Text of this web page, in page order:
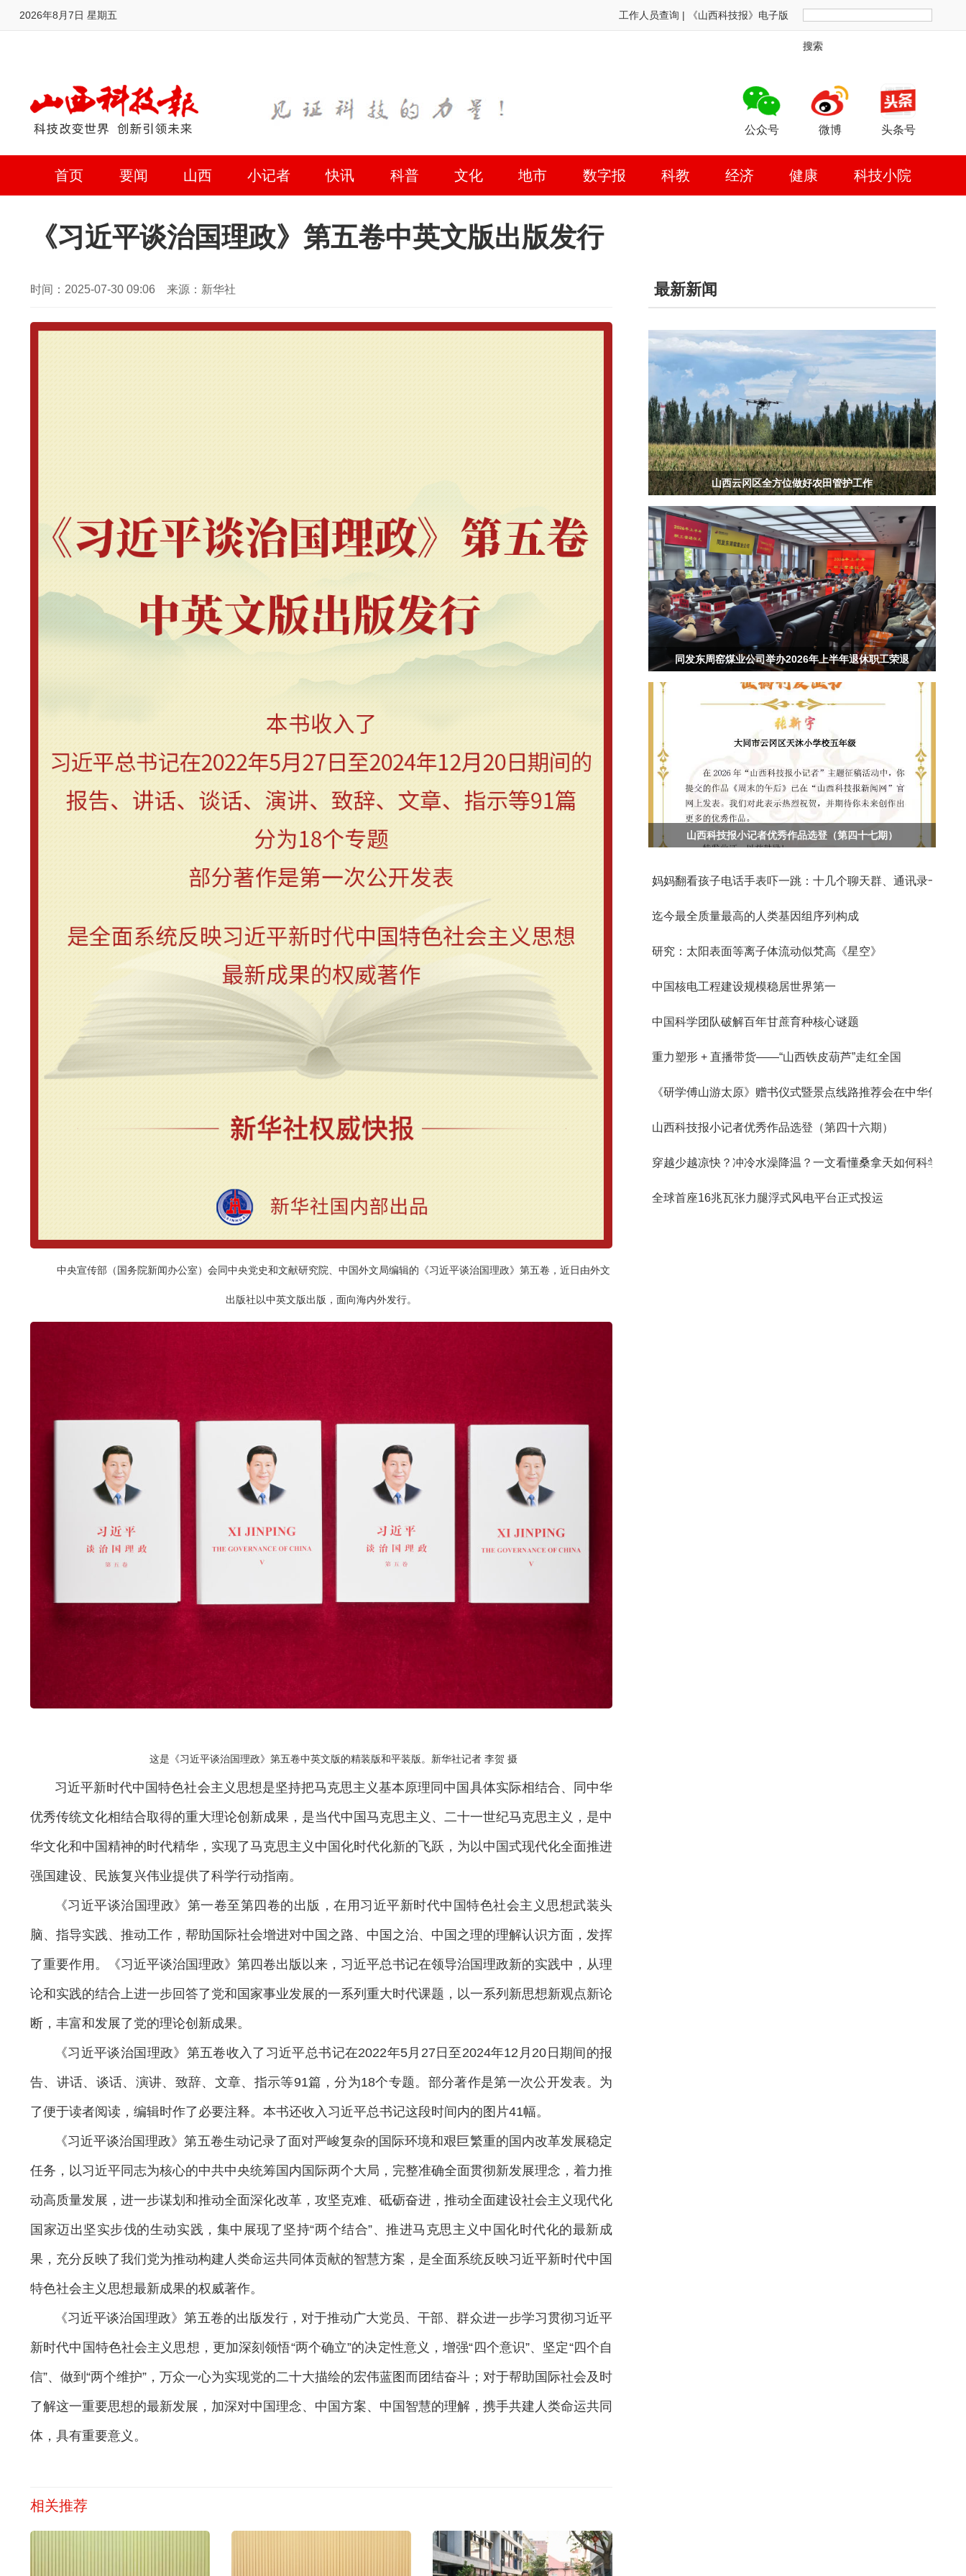
2026年8月7日 星期五 工作人员查询 | 《山西科技报》电子版
搜索
公众号 微博 头条号
首页 要闻 山西 小记者 快讯 科普 文化 地市 数字报 科教 经济 健康 科技小院
《习近平谈治国理政》第五卷中英文版出版发行
时间：2025-07-30 09:06 来源：新华社
中央宣传部（国务院新闻办公室）会同中央党史和文献研究院、中国外文局编辑的《习近平谈治国理政》第五卷，近日由外文
出版社以中英文版出版，面向海内外发行。
这是《习近平谈治国理政》第五卷中英文版的精装版和平装版。新华社记者 李贺 摄
习近平新时代中国特色社会主义思想是坚持把马克思主义基本原理同中国具体实际相结合、同中华
优秀传统文化相结合取得的重大理论创新成果，是当代中国马克思主义、二十一世纪马克思主义，是中
华文化和中国精神的时代精华，实现了马克思主义中国化时代化新的飞跃，为以中国式现代化全面推进
强国建设、民族复兴伟业提供了科学行动指南。
《习近平谈治国理政》第一卷至第四卷的出版，在用习近平新时代中国特色社会主义思想武装头
脑、指导实践、推动工作，帮助国际社会增进对中国之路、中国之治、中国之理的理解认识方面，发挥
了重要作用。《习近平谈治国理政》第四卷出版以来，习近平总书记在领导治国理政新的实践中，从理
论和实践的结合上进一步回答了党和国家事业发展的一系列重大时代课题，以一系列新思想新观点新论
断，丰富和发展了党的理论创新成果。
《习近平谈治国理政》第五卷收入了习近平总书记在2022年5月27日至2024年12月20日期间的报
告、讲话、谈话、演讲、致辞、文章、指示等91篇，分为18个专题。部分著作是第一次公开发表。为
了便于读者阅读，编辑时作了必要注释。本书还收入习近平总书记这段时间内的图片41幅。
《习近平谈治国理政》第五卷生动记录了面对严峻复杂的国际环境和艰巨繁重的国内改革发展稳定
任务，以习近平同志为核心的中共中央统筹国内国际两个大局，完整准确全面贯彻新发展理念，着力推
动高质量发展，进一步谋划和推动全面深化改革，攻坚克难、砥砺奋进，推动全面建设社会主义现代化
国家迈出坚实步伐的生动实践，集中展现了坚持“两个结合”、推进马克思主义中国化时代化的最新成
果，充分反映了我们党为推动构建人类命运共同体贡献的智慧方案，是全面系统反映习近平新时代中国
特色社会主义思想最新成果的权威著作。
《习近平谈治国理政》第五卷的出版发行，对于推动广大党员、干部、群众进一步学习贯彻习近平
新时代中国特色社会主义思想，更加深刻领悟“两个确立”的决定性意义，增强“四个意识”、坚定“四个自
信”、做到“两个维护”，万众一心为实现党的二十大描绘的宏伟蓝图而团结奋斗；对于帮助国际社会及时
了解这一重要思想的最新发展，加深对中国理念、中国方案、中国智慧的理解，携手共建人类命运共同
体，具有重要意义。
相关推荐
最新新闻
山西云冈区全方位做好农田管护工作
同发东周窑煤业公司举办2026年上半年退休职工荣退
山西科技报小记者优秀作品选登（第四十七期）
妈妈翻看孩子电话手表吓一跳：十几个聊天群、通讯录一
迄今最全质量最高的人类基因组序列构成
研究：太阳表面等离子体流动似梵高《星空》
中国核电工程建设规模稳居世界第一
中国科学团队破解百年甘蔗育种核心谜题
重力塑形 + 直播带货——“山西铁皮葫芦”走红全国
《研学傅山游太原》赠书仪式暨景点线路推荐会在中华傅
山西科技报小记者优秀作品选登（第四十六期）
穿越少越凉快？冲冷水澡降温？一文看懂桑拿天如何科学
全球首座16兆瓦张力腿浮式风电平台正式投运